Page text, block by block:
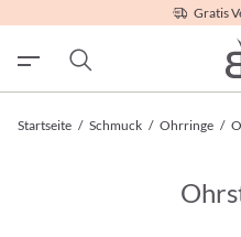
Gratis
Startseite / Schmuck / Ohrringe /